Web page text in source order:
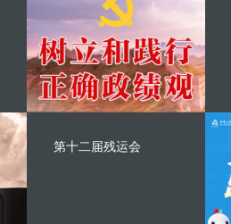
第十二届残运会